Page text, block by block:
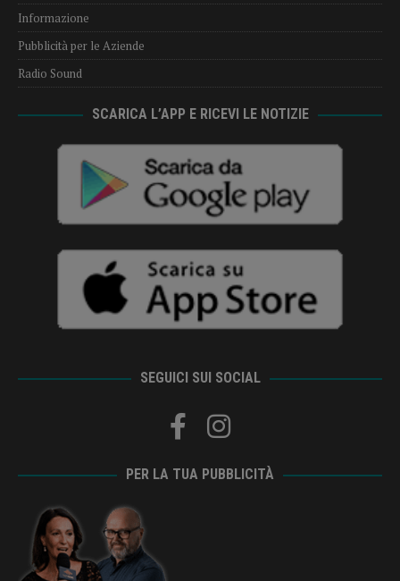
Informazione
Pubblicità per le Aziende
Radio Sound
SCARICA L’APP E RICEVI LE NOTIZIE
SEGUICI SUI SOCIAL
PER LA TUA PUBBLICITÀ